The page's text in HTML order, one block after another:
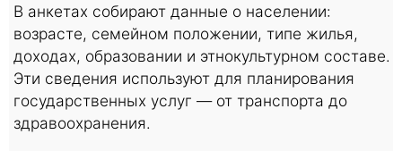
В анкетах собирают данные о населении:
возрасте, семейном положении, типе жилья,
доходах, образовании и этнокультурном составе.
Эти сведения используют для планирования
государственных услуг — от транспорта до
здравоохранения.